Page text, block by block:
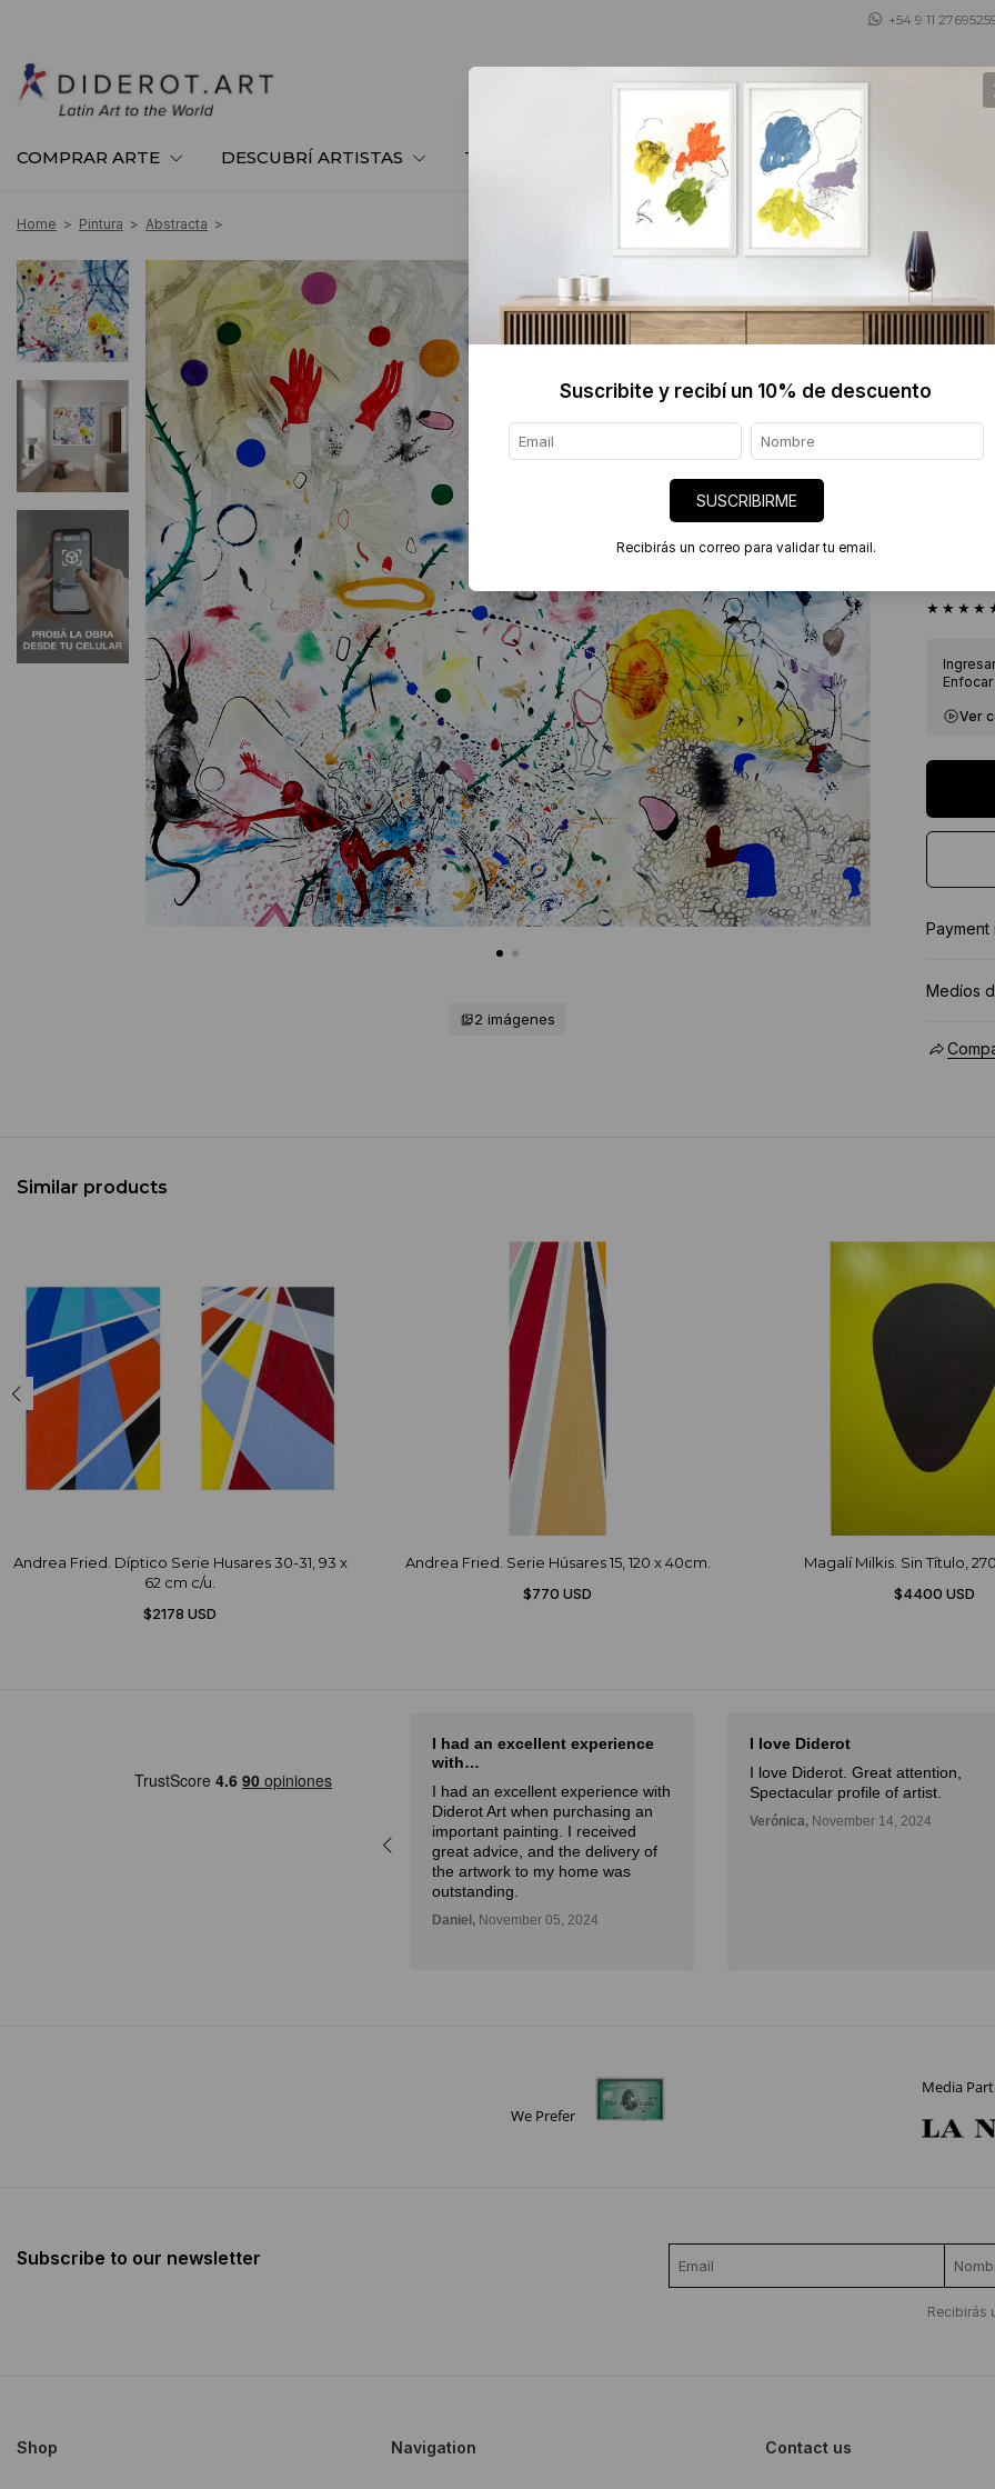
+54 9 11
COMPRAR ARTE DESCUBRÍ ARTISTAS TE ASESORAMOS TIENDA DE OBJETOS
Home > Pintura > Abstracta >
2 imágenes
MARIA
$4400
Ver
Ver
Payment
Medíos
Similar products
Andrea Fried. Díptico Serie Husares 30-31, 93 x
62 cm c/u.
$2178 USD
Andrea Fried. Serie Húsares 15, 120 x 40cm.
$770 USD
Magalí Milkis. Sin Título,
$4400 USD
El mejor sitio de arte de Latam,
especialmente por la curación
I had an excellent experience
with…
I had an excellent experience with
Diderot Art when purchasing an
important painting. I received
great advice, and the delivery of
the artwork to my home was
outstanding.
Daniel, November 05, 2024
I love Diderot
I love Diderot. Great attention,
Spectacular profile of artist.
Verónica, November 14, 2024
We Prefer
Media
Subscribe to our newsletter
Recibirás
Shop Navigation Contact us
Suscribite y recibí un 10% de descuento
SUSCRIBIRME
Recibirás un correo para validar tu email.